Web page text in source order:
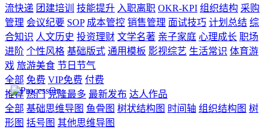
流快递 团建培训 技能提升 入职离职 OKR-KPI 组织结构 采购
管理 会议纪要 SOP 成本管控 销售管理 面试技巧 计划总结 综
合知识 人文历史 投资理财 文学名著 亲子家庭 心理成长 职场
进阶 个性风格 基础版式 通用模板 影视综艺 生活常识 体育游
戏 旅游美食 节日节气
全部 免费 VIP免费 付费
推荐 热门 克隆最多 最新发布 达人作品
全部 基础思维导图 鱼骨图 树状结构图 时间轴 组织结构图 树
形图 括号图 其他思维导图